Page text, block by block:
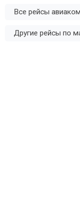
Все рейсы
Другие рейсы по